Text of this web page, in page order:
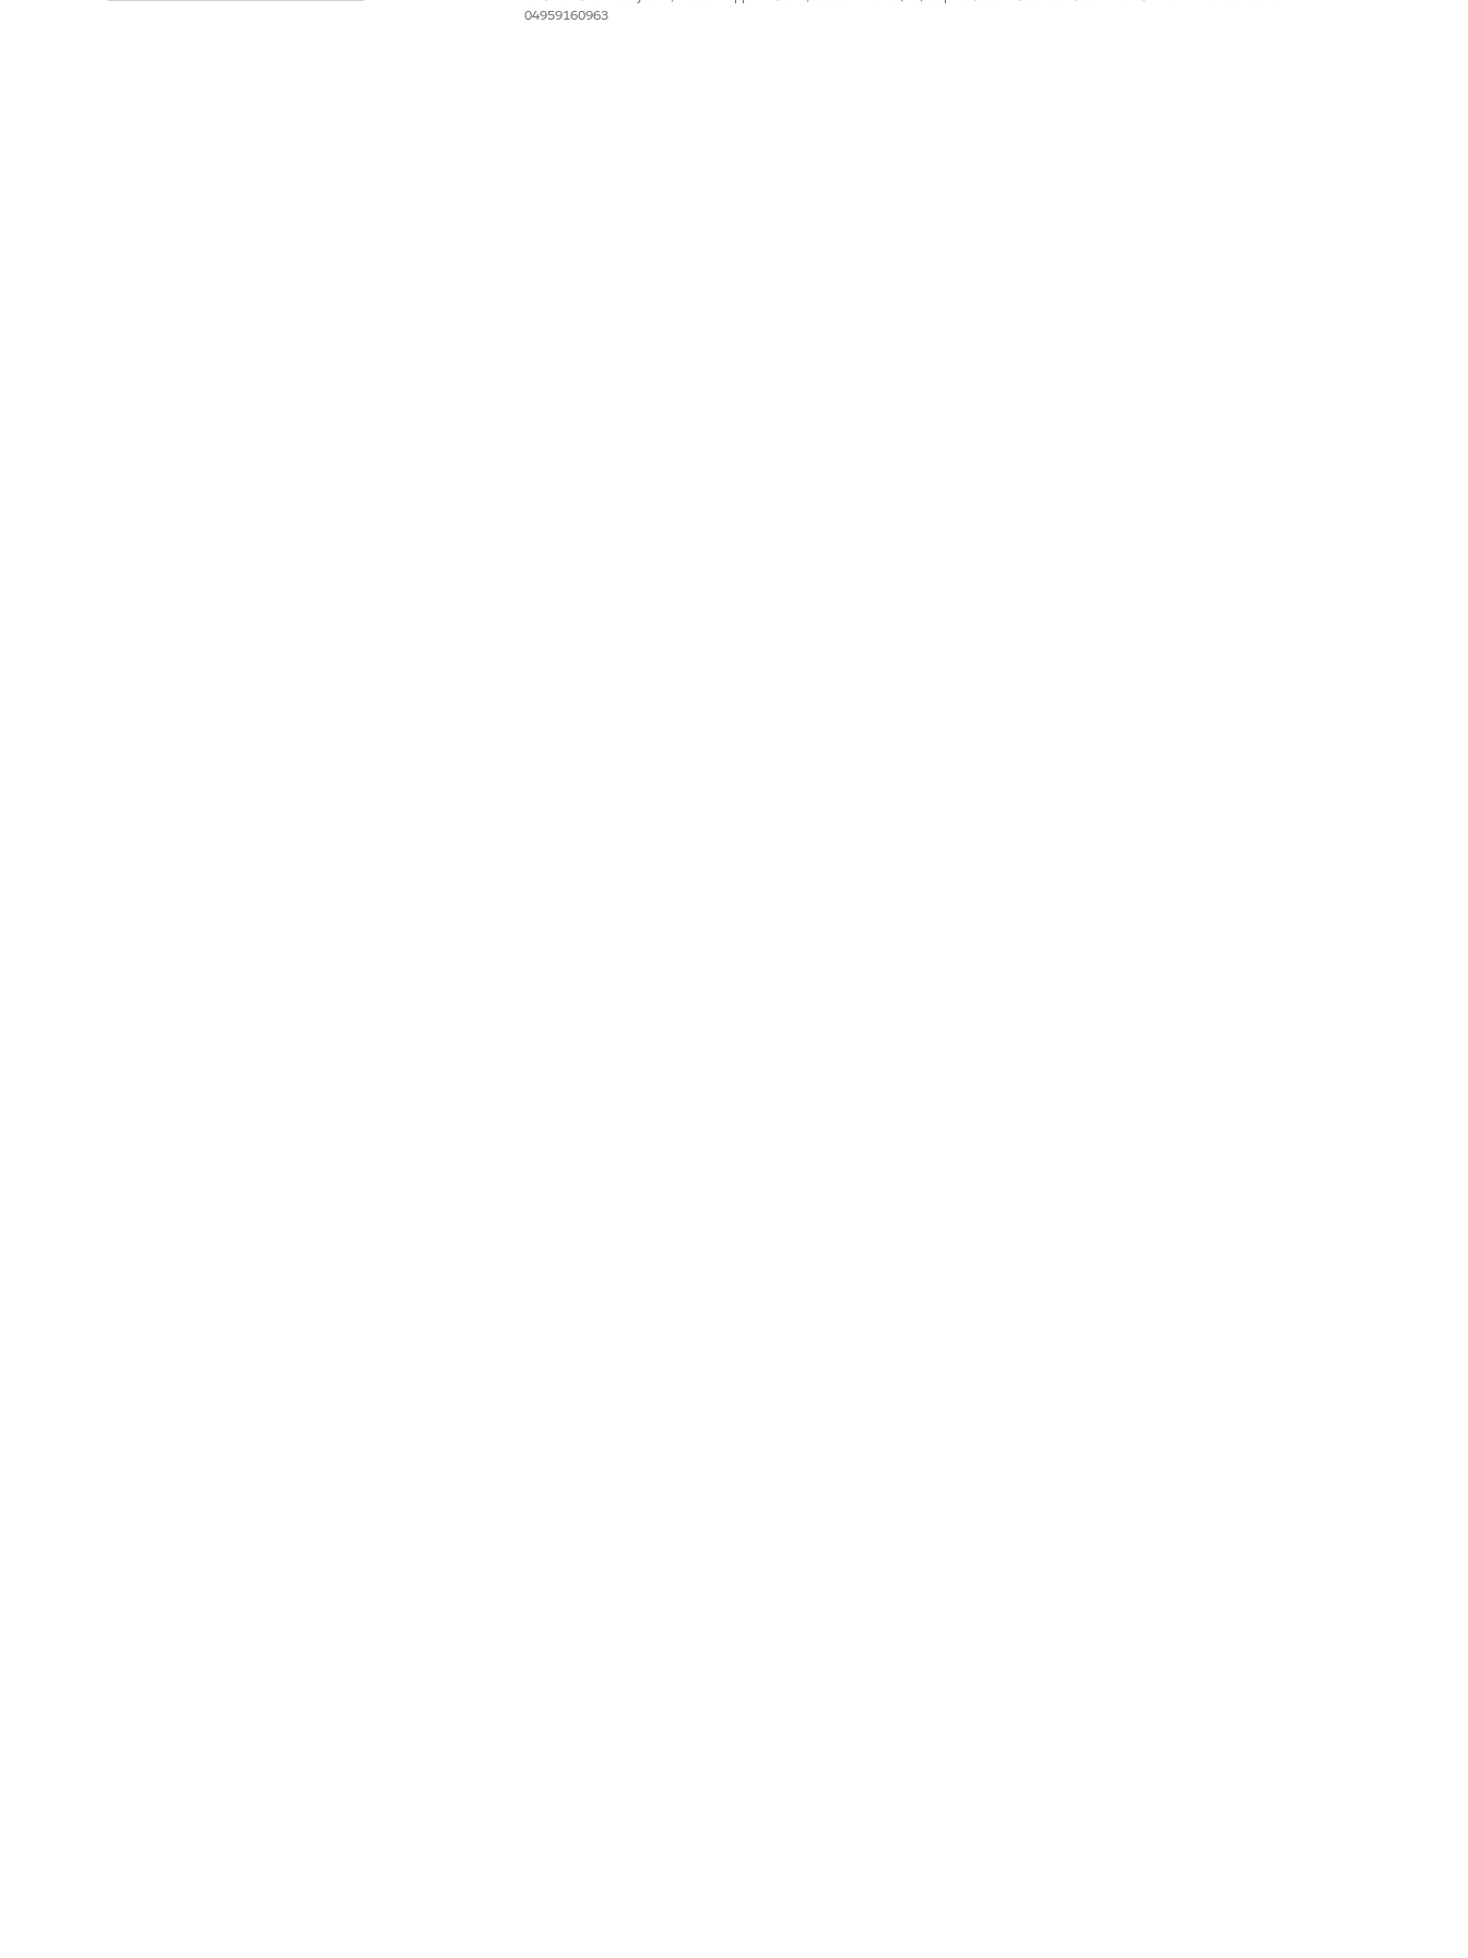
04959160963